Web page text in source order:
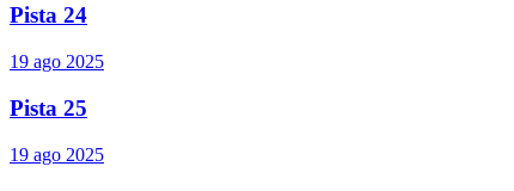
Pista 24
19 ago 2025
Pista 25
19 ago 2025